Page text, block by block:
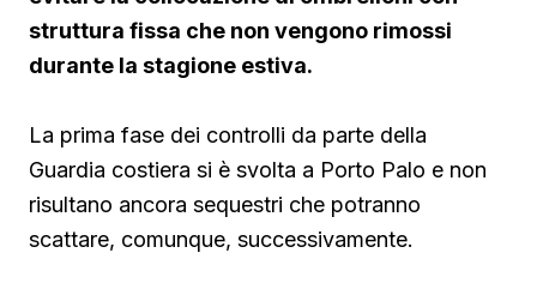
struttura fissa che non vengono rimossi
durante la stagione estiva.
La prima fase dei controlli da parte della
Guardia costiera si è svolta a Porto Palo e non
risultano ancora sequestri che potranno
scattare, comunque, successivamente.